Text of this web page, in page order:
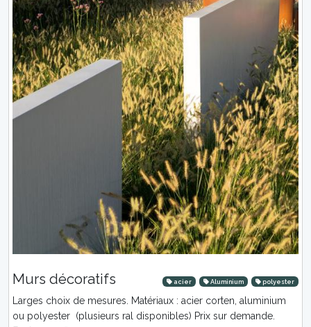
Murs décoratifs acier Aluminium polyester
Larges choix de mesures. Matériaux : acier corten, aluminium
ou polyester (plusieurs ral disponibles) Prix sur demande.